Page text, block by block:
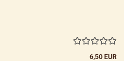
6,50 EUR